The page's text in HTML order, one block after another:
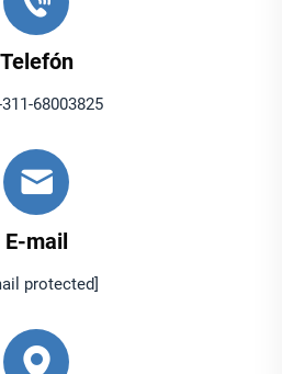
v porovnaní s
prekročenia rozpočtu. Bez
ako plnič v plastoch alebo
náklad. Jeho hojnosť zaisťuje
čím minimalizuje riziko
cien, čo je rozhodujúce
Telefón
68003825
E-mail
protected]